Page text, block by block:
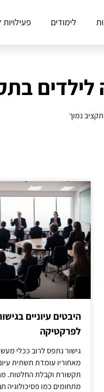
לימודים
נמוך
היבטים עיוניים
לפרקטיקה
גישור נתפס לרוב ככלי
מאחוריו עומדת תשתית
תקשורת וקבלת החלטות.
מתחומים כמו פסיכולוגיה